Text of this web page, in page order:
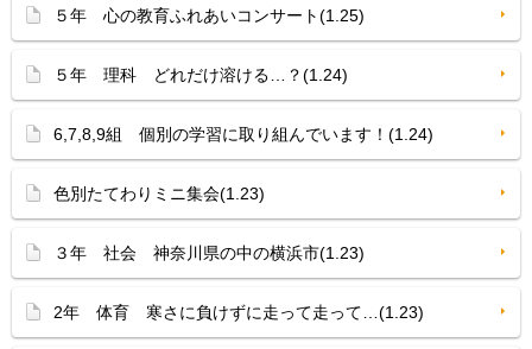
５年 心の教育ふれあいコンサート(1.25)
５年 理科 どれだけ溶ける…？(1.24)
6,7,8,9組 個別の学習に取り組んでいます！(1.24)
色別たてわりミニ集会(1.23)
３年 社会 神奈川県の中の横浜市(1.23)
2年 体育 寒さに負けずに走って走って…(1.23)